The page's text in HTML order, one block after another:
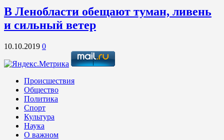
В Ленобласти обещают туман, ливень
и сильный ветер
10.10.2019 0
Происшествия
Общество
Политика
Спорт
Культура
Наука
О важном